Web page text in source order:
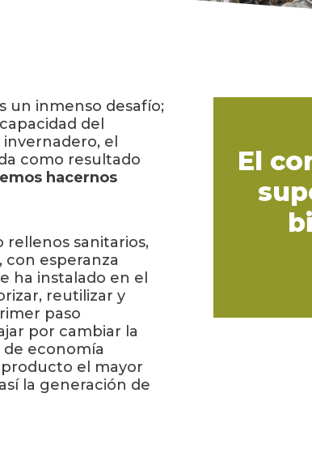
un inmenso desafío;
del
el
como resultado
hacernos
rellenos sanitarios,
con esperanza
ha instalado en el
reutilizar y
paso
por cambiar la
economía
el mayor
la generación de
El